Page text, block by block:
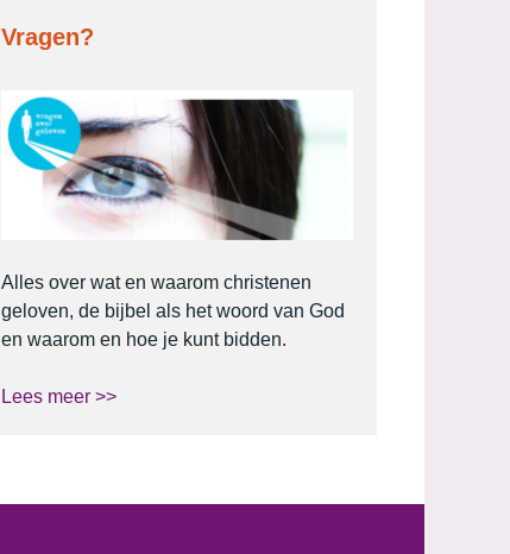
Vragen?
Alles over wat en waarom christenen
geloven, de bijbel als het woord van God
en waarom en hoe je kunt bidden.
Lees meer >>